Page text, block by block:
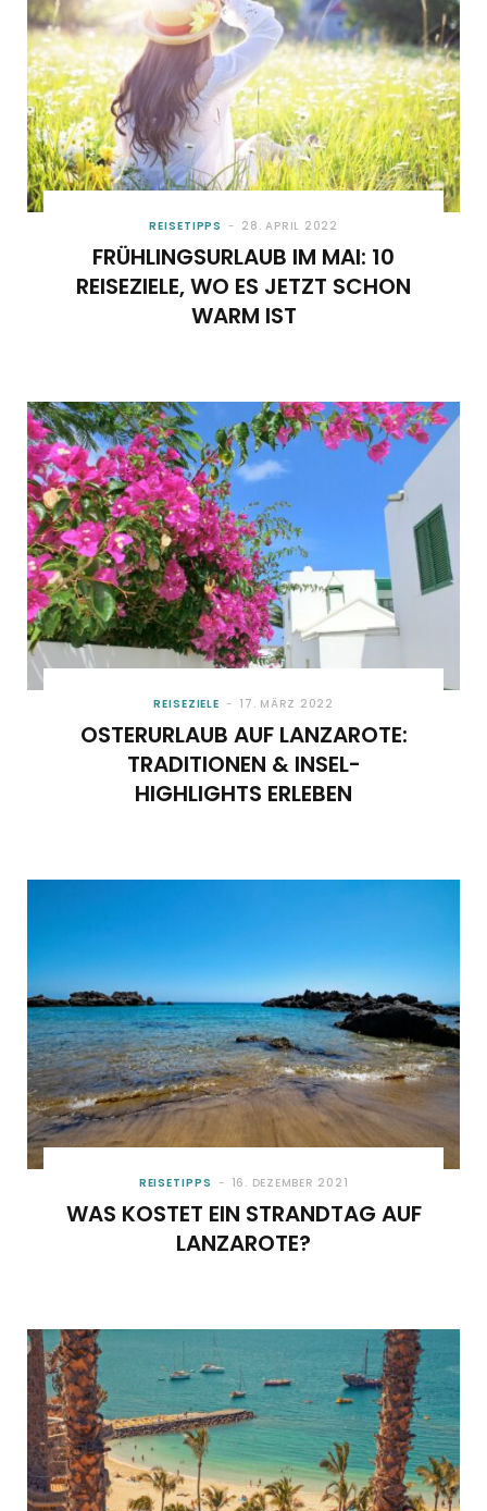
REISETIPPS 28. APRIL 2022
FRÜHLINGSURLAUB IM MAI: 10
REISEZIELE, WO ES JETZT SCHON
WARM IST
REISEZIELE 17. MÄRZ 2022
OSTERURLAUB AUF LANZAROTE:
TRADITIONEN & INSEL-
HIGHLIGHTS ERLEBEN
REISETIPPS 16. DEZEMBER 2021
WAS KOSTET EIN STRANDTAG AUF
LANZAROTE?